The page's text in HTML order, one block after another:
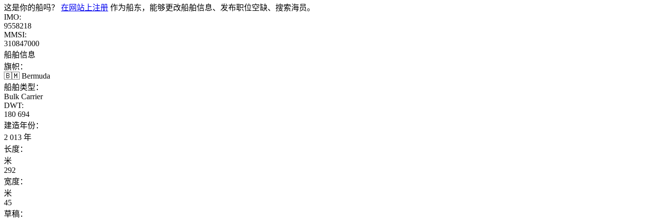
这是你的船吗？ 在网站上注册 作为船东，能够更改船舶信息、发布职位空缺、搜索海员。
IMO:
9558218
MMSI:
310847000
船舶信息
旗帜：
🇧🇲 Bermuda
船舶类型：
Bulk Carrier
DWT:
180 694
建造年份：
2 013 年
长度：
米
292
宽度：
米
45
草稿：